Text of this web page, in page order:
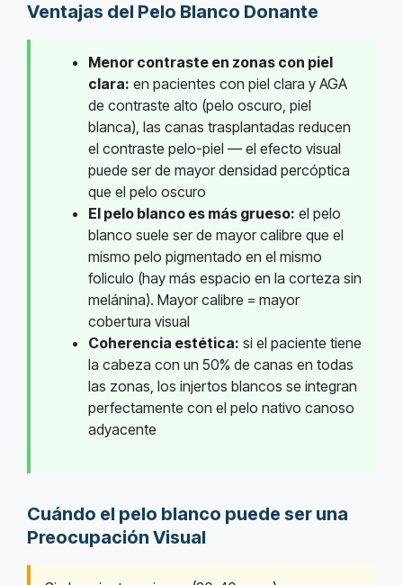
Ventajas del Pelo Blanco Donante
Menor contraste en zonas con piel
clara: en pacientes con piel clara y AGA
de contraste alto (pelo oscuro, piel
blanca), las canas trasplantadas reducen
el contraste pelo-piel — el efecto visual
puede ser de mayor densidad percóptica
que el pelo oscuro
El pelo blanco es más grueso: el pelo
blanco suele ser de mayor calibre que el
mismo pelo pigmentado en el mismo
foliculo (hay más espacio en la corteza sin
melánina). Mayor calibre = mayor
cobertura visual
Coherencia estética: si el paciente tiene
la cabeza con un 50% de canas en todas
las zonas, los injertos blancos se integran
perfectamente con el pelo nativo canoso
adyacente
Cuándo el pelo blanco puede ser una
Preocupación Visual